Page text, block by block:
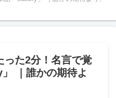
った2分！名言で覚
｜誰かの期待よ